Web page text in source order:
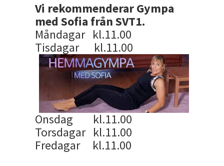
Vi rekommenderar Gympa
med Sofia från SVT1.
Måndagar kl.11.00
Tisdagar kl.11.00
Onsdag kl.11.00
Torsdagar kl.11.00
Fredagar kl.11.00